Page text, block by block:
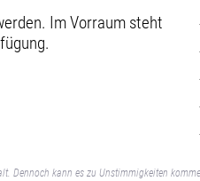
Im Vorraum steht
Dennoch kann es zu Unstimmigkeiten